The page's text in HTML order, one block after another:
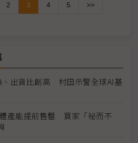
2 3 4 5 >>
、出貨比創高 村田示警全球AI基
產能提前售罄 買家「祕而不